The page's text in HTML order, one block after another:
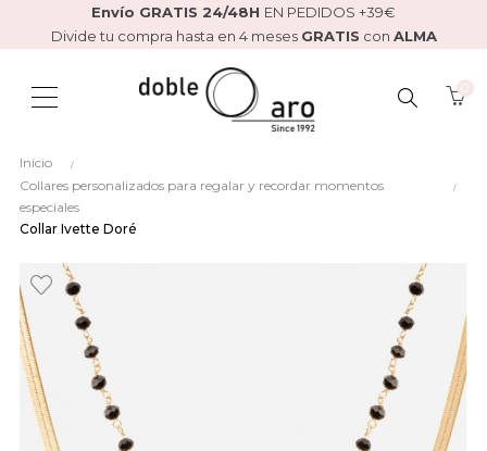
Envío GRATIS 24/48H EN PEDIDOS +39€
Divide tu compra hasta en 4 meses GRATIS con ALMA
BUSCAR
Inicio
Collares personalizados para regalar y recordar momentos
especiales
Collar Ivette Doré